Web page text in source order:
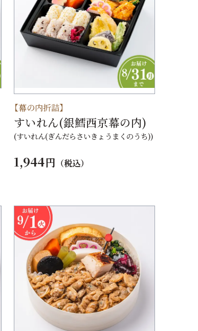
【幕の内折詰】
すいれん(銀鱈西京幕の内)
(すいれん(ぎんだらさいきょうまくのうち))
1,944円 （税込）